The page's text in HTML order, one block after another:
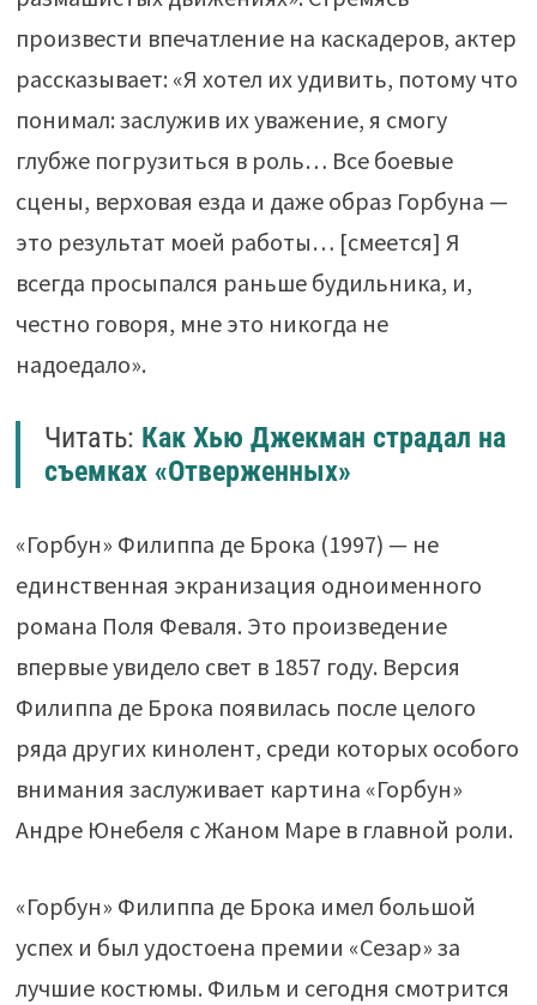
произвести впечатление на каскадеров, актер
рассказывает: «Я хотел их удивить, потому что
понимал: заслужив их уважение, я смогу
глубже погрузиться в роль… Все боевые
сцены, верховая езда и даже образ Горбуна —
это результат моей работы… [смеется] Я
всегда просыпался раньше будильника, и,
честно говоря, мне это никогда не
надоедало».
Читать: Как Хью Джекман страдал на
съемках «Отверженных»
«Горбун» Филиппа де Брока (1997) — не
единственная экранизация одноименного
романа Поля Феваля. Это произведение
впервые увидело свет в 1857 году. Версия
Филиппа де Брока появилась после целого
ряда других кинолент, среди которых особого
внимания заслуживает картина «Горбун»
Андре Юнебеля с Жаном Маре в главной роли.
«Горбун» Филиппа де Брока имел большой
успех и был удостоена премии «Сезар» за
лучшие костюмы. Фильм и сегодня смотрится